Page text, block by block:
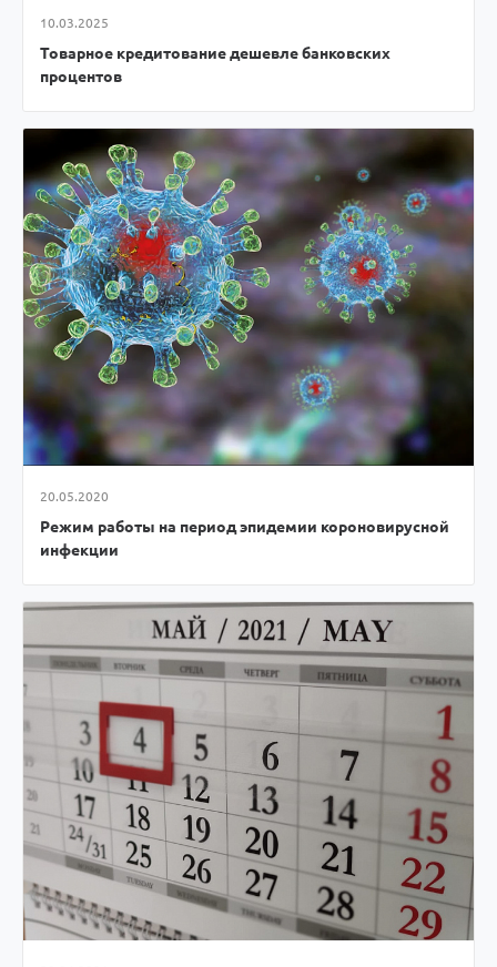
10.03.2025
Товарное кредитование дешевле банковских
процентов
20.05.2020
Режим работы на период эпидемии короновирусной
инфекции